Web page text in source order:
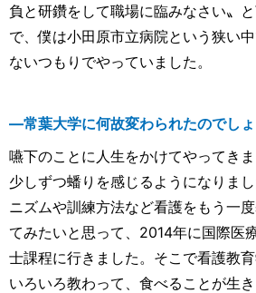
負と研鑽をして職場に臨みなさい〟
で、僕は小田原市立病院という狭い
ないつもりでやっていました。
―常葉大学に何故変わられたのでしょ
嚥下のことに人生をかけてやってき
少しずつ蟠りを感じるようになりま
ニズムや訓練方法など看護をもう一
てみたいと思って、2014年に国際医
士課程に行きました。そこで看護教育
いろいろ教わって、食べることが生